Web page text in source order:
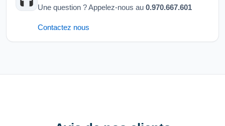
Une question ? Appelez-nous au 0.970.667.601
Contactez nous